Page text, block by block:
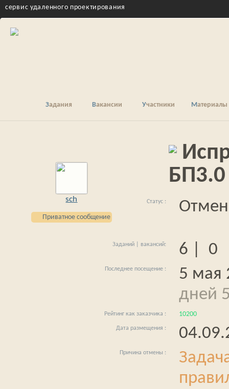
Задания Вакансии Участники Материалы
sch
Приватное сообщение
6 | 0
5 мая
дней
10200
cервис удаленного проектирования